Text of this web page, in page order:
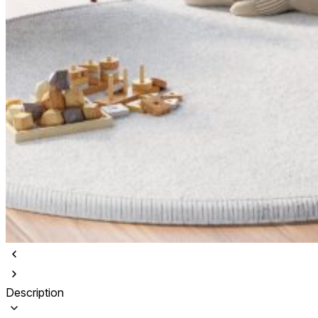
Description